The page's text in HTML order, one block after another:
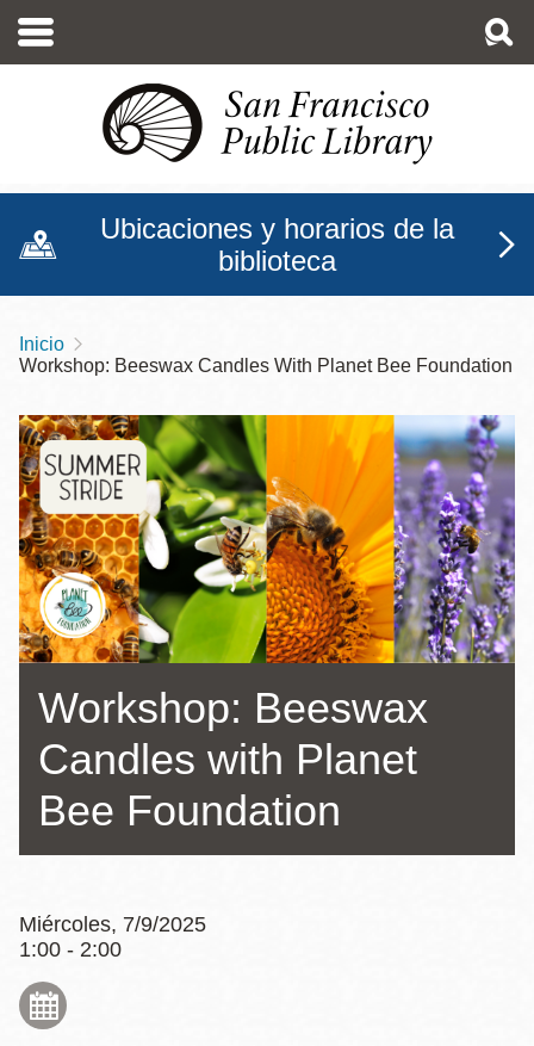
contenido
Ubicaciones y horarios de la
biblioteca
Sobrescribir
de
ayuda
a
la
navegación
Inicio
Workshop: Beeswax Candles With Planet Bee Foundation
Workshop: Beeswax
Candles with Planet
Bee Foundation
Miércoles, 7/9/2025
1:00 - 2:00